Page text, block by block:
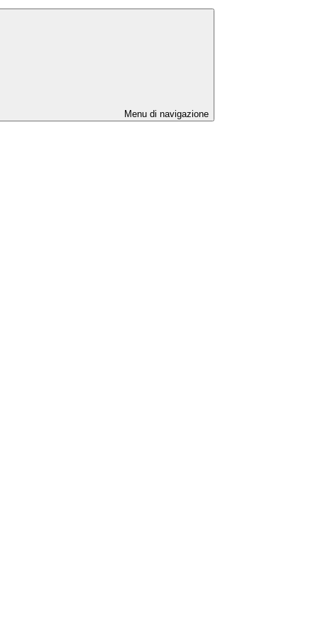
Menu di navigazione